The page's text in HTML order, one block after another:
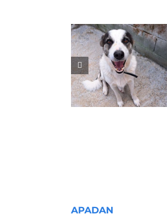
NALA
APADAN